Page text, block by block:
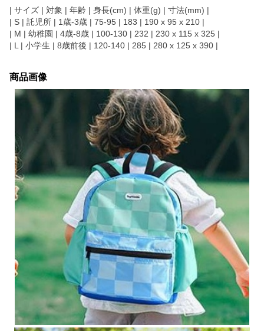
| サイズ | 対象 | 年齢 | 身長(cm) | 体重(g) | 寸法(mm) |
| S | 託児所 | 1歳-3歳 | 75-95 | 183 | 190 x 95 x 210 |
| M | 幼稚園 | 4歳-8歳 | 100-130 | 232 | 230 x 115 x 325 |
| L | 小学生 | 8歳前後 | 120-140 | 285 | 280 x 125 x 390 |
商品画像